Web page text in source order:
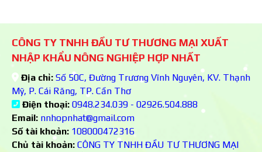
CÔNG TY TNHH ĐẦU TƯ THƯƠNG MẠI XUẤT
NHẬP KHẨU NÔNG NGHIỆP HỢP NHẤT
Địa chỉ:Số 50C, Đường Trương Vĩnh Nguyên, KV. Thạnh
Mỹ, P. Cái Răng, TP. Cần Thơ
Điện thoại: 0948.234.039 - 02926.504.888
Email: nnhopnhat@gmail.com
Số tài khoản: 108000472316
Chủ tài khoản: CÔNG TY TNHH ĐẦU TƯ THƯƠNG MẠI